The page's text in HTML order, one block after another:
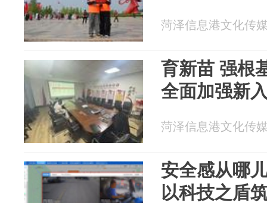
菏泽信息港文化传
育新苗 强根
全面加强新
菏泽信息港文化传
安全感从哪
以科技之盾